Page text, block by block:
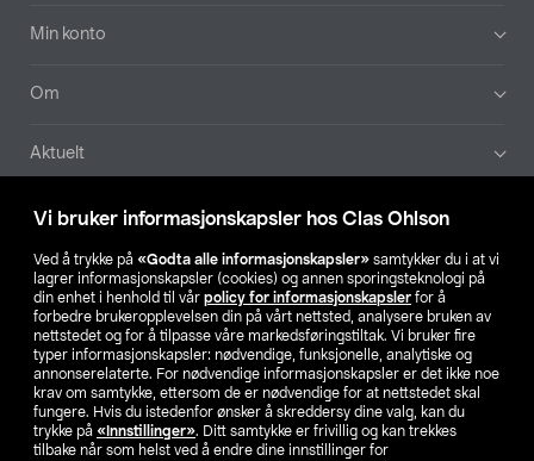
Vi bruker informasjonskapsler hos Clas Ohlson
Ved å trykke på «Godta alle informasjonskapsler» samtykker du i at vi
lagrer informasjonskapsler (cookies) og annen sporingsteknologi på
din enhet i henhold til vår policy for informasjonskapsler for å
forbedre brukeropplevelsen din på vårt nettsted, analysere bruken av
nettstedet og for å tilpasse våre markedsføringstiltak. Vi bruker fire
typer informasjonskapsler: nødvendige, funksjonelle, analytiske og
annonserelaterte. For nødvendige informasjonskapsler er det ikke noe
krav om samtykke, ettersom de er nødvendige for at nettstedet skal
fungere. Hvis du istedenfor ønsker å skreddersy dine valg, kan du
trykke på «Innstillinger». Ditt samtykke er frivillig og kan trekkes
tilbake når som helst ved å endre dine innstillinger for
Min konto
Om
Aktuelt
Våre selskaper
Finn din butikk
SE NO FI